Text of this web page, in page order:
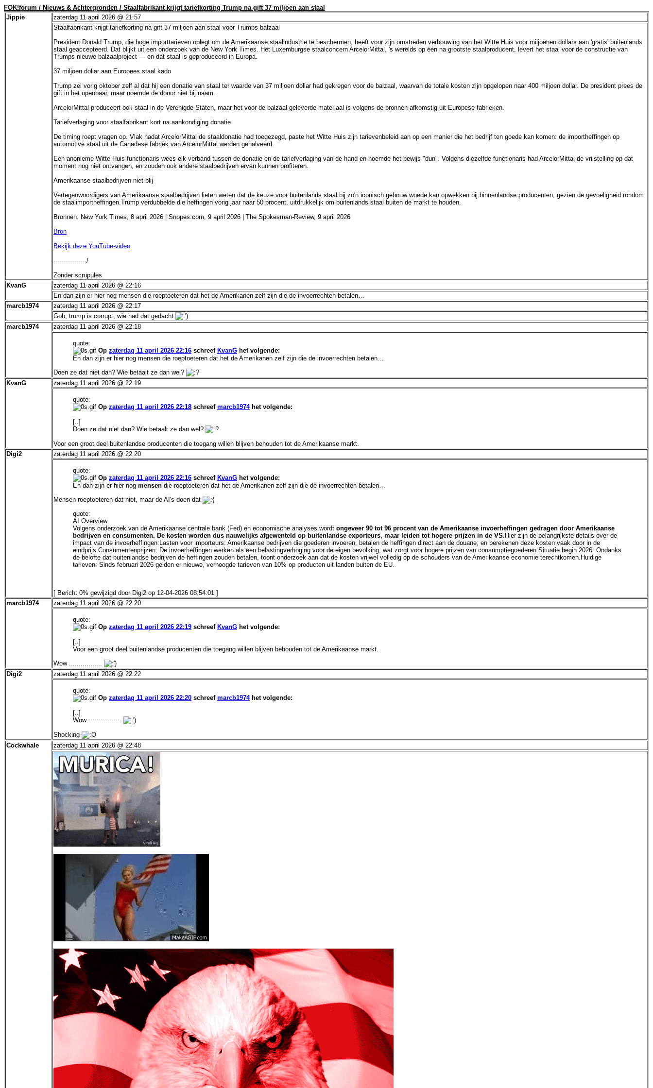
FOK!forum / Nieuws & Achtergronden / Staalfabrikant krijgt tariefkorting Trump na gift 37 miljoen aan staal
Jippie
zaterdag 11 april 2026 @ 21:57
Staalfabrikant krijgt tariefkorting na gift 37 miljoen aan staal voor Trumps balzaal
President Donald Trump, die hoge importtarieven oplegt om de Amerikaanse staalindustrie te beschermen, heeft voor zijn omstreden verbouwing van het Witte Huis voor miljoenen dollars aan 'gratis' buitenlands
staal geaccepteerd. Dat blijkt uit een onderzoek van de New York Times. Het Luxemburgse staalconcern ArcelorMittal, 's werelds op één na grootste staalproducent, levert het staal voor de constructie van
Trumps nieuwe balzaalproject — en dat staal is geproduceerd in Europa.
37 miljoen dollar aan Europees staal kado
Trump zei vorig oktober zelf al dat hij een donatie van staal ter waarde van 37 miljoen dollar had gekregen voor de balzaal, waarvan de totale kosten zijn opgelopen naar 400 miljoen dollar. De president prees de
gift in het openbaar, maar noemde de donor niet bij naam.
ArcelorMittal produceert ook staal in de Verenigde Staten, maar het voor de balzaal geleverde materiaal is volgens de bronnen afkomstig uit Europese fabrieken.
Tariefverlaging voor staalfabrikant kort na aankondiging donatie
De timing roept vragen op. Vlak nadat ArcelorMittal de staaldonatie had toegezegd, paste het Witte Huis zijn tarievenbeleid aan op een manier die het bedrijf ten goede kan komen: de importheffingen op
automotive staal uit de Canadese fabriek van ArcelorMittal werden gehalveerd.
Een anonieme Witte Huis-functionaris wees elk verband tussen de donatie en de tariefverlaging van de hand en noemde het bewijs "dun". Volgens diezelfde functionaris had ArcelorMittal de vrijstelling op dat
moment nog niet ontvangen, en zouden ook andere staalbedrijven ervan kunnen profiteren.
Amerikaanse staalbedrijven niet blij
Vertegenwoordigers van Amerikaanse staalbedrijven lieten weten dat de keuze voor buitenlands staal bij zo'n iconisch gebouw woede kan opwekken bij binnenlandse producenten, gezien de gevoeligheid rondom
de staalimportheffingen.Trump verdubbelde die heffingen vorig jaar naar 50 procent, uitdrukkelijk om buitenlands staal buiten de markt te houden.
Bronnen: New York Times, 8 april 2026 | Snopes.com, 9 april 2026 | The Spokesman-Review, 9 april 2026
Bron
Bekijk deze YouTube-video
-----------------/
Zonder scrupules
KvanG
zaterdag 11 april 2026 @ 22:16
En dan zijn er hier nog mensen die roeptoeteren dat het de Amerikanen zelf zijn die de invoerrechten betalen…
marcb1974
zaterdag 11 april 2026 @ 22:17
Goh, trump is corrupt, wie had dat gedacht
marcb1974
zaterdag 11 april 2026 @ 22:18
quote:
Op zaterdag 11 april 2026 22:16 schreef KvanG het volgende:
En dan zijn er hier nog mensen die roeptoeteren dat het de Amerikanen zelf zijn die de invoerrechten betalen…
Doen ze dat niet dan? Wie betaalt ze dan wel?
KvanG
zaterdag 11 april 2026 @ 22:19
quote:
Op zaterdag 11 april 2026 22:18 schreef marcb1974het volgende:
[..]
Doen ze dat niet dan? Wie betaalt ze dan wel?
Voor een groot deel buitenlandse producenten die toegang willen blijven behouden tot de Amerikaanse markt.
Digi2
zaterdag 11 april 2026 @ 22:20
quote:
Op zaterdag 11 april 2026 22:16 schreef KvanG het volgende:
En dan zijn er hier nog mensen die roeptoeteren dat het de Amerikanen zelf zijn die de invoerrechten betalen…
Mensen roeptoeteren dat niet, maar de AI's doen dat
quote:
AI Overview
Volgens onderzoek van de Amerikaanse centrale bank (Fed) en economische analyses wordt ongeveer 90 tot 96 procent van de Amerikaanse invoerheffingen gedragen door Amerikaanse
bedrijven en consumenten. De kosten worden dus nauwelijks afgewenteld op buitenlandse exporteurs, maar leiden tot hogere prijzen in de VS. Hier zijn de belangrijkste details over de
impact van de invoerheffingen:Lasten voor importeurs: Amerikaanse bedrijven die goederen invoeren, betalen de heffingen direct aan de douane, en berekenen deze kosten vaak door in de
eindprijs.Consumentenprijzen: De invoerheffingen werken als een belastingverhoging voor de eigen bevolking, wat zorgt voor hogere prijzen van consumptiegoederen.Situatie begin 2026: Ondanks
de belofte dat buitenlandse bedrijven de heffingen zouden betalen, toont onderzoek aan dat de kosten vrijwel volledig op de schouders van de Amerikaanse economie terechtkomen.Huidige
tarieven: Sinds februari 2026 gelden er nieuwe, verhoogde tarieven van 10% op producten uit landen buiten de EU.
[ Bericht 0% gewijzigd door Digi2 op 12-04-2026 08:54:01 ]
marcb1974
zaterdag 11 april 2026 @ 22:20
quote:
Op zaterdag 11 april 2026 22:19 schreef KvanG het volgende:
[..]
Voor een groot deel buitenlandse producenten die toegang willen blijven behouden tot de Amerikaanse markt.
Wow .................
Digi2
zaterdag 11 april 2026 @ 22:22
quote:
Op zaterdag 11 april 2026 22:20 schreef marcb1974het volgende:
[..]
Wow .................
Shocking
Cockwhale
zaterdag 11 april 2026 @ 22:48